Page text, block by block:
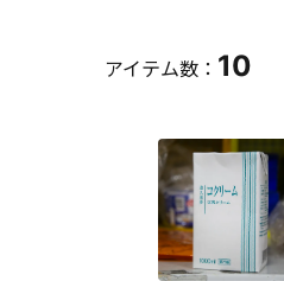
アイテム数： 10